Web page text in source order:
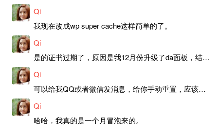
Qi
我现在改成wp super cache这样简单的了。
Qi
是的证书过期了，原因是我12月份升级了da面板，结果后台证书就不更新了，目前还在排查问题。切换PHP版本现在没有了，因为DA新版不支持。
Qi
可以给我QQ或者微信发消息，给你手动重置，应该是服务器插件有问题了，这个wp的主题太老了，导致现在好多的问题，网站的签到功能也是因为这个原因导致的。
Qi
哈哈，我真的是一个月冒泡来的。